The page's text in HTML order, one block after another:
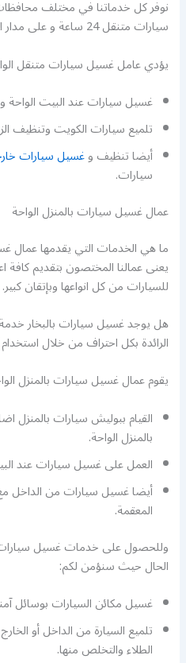
نوفر كل خدماتنا في مختلف
سيارات متنقل 24 ساعة و على مدار الاسبوع.
يؤدي عامل غسيل سيارات متنقل
غسيل سيارات عند البيت
تلميع سيارات الكويت وتنظيف
أيضا تنظيف وغسيل سيارات
سيارات.
عمال غسيل سيارات بالمنزل الواحة
ما هي الخدمات التي يقدمها عمال
يعنى عمالنا المختصون بتقديم كافة
للسيارات من كل انواعها وبإتقان كبير.
هل يوجد غسيل سيارات بالبخار
الرائدة بكل احتراف من خلال
يقوم عمال غسيل سيارات بالمنزل
القيام ببوليش سيارات بالمنزل
بالمنزل الواحة.
العمل على غسيل سيارات عند
أيضا غسيل سيارات من الداخل مع
المعقمة.
وللحصول على خدمات غسيل سيارات
الحال حيث سنؤمن لكم:
غسيل مكائن السيارات بوسائل
تلميع السيارة من الداخل أو
الطلاء والتخلص منها.